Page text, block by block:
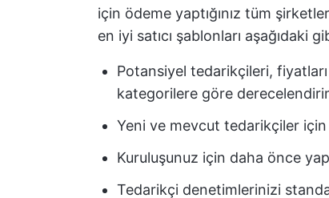
için ödeme yaptığınız tüm
en iyi satıcı şablonları aşağıdaki
Potansiyel tedarikçileri,
kategorilere göre
Yeni ve mevcut tedarikçiler
Kuruluşunuz için daha önce
Tedarikçi denetimlerinizi